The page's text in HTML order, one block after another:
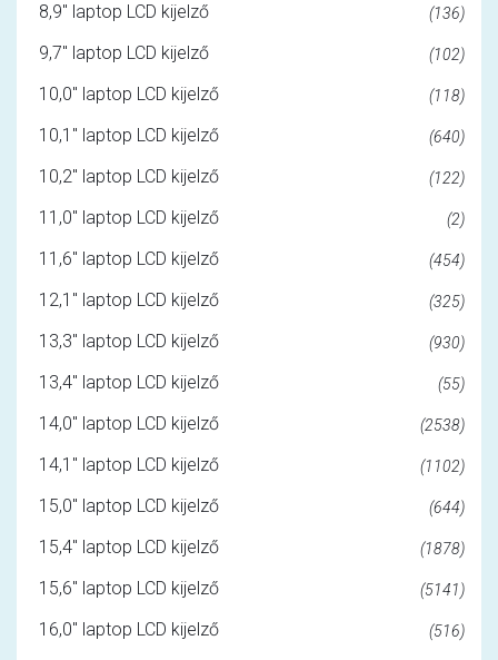
8,9" laptop LCD kijelző (136)
9,7" laptop LCD kijelző (102)
10,0" laptop LCD kijelző (118)
10,1" laptop LCD kijelző (640)
10,2" laptop LCD kijelző (122)
11,0" laptop LCD kijelző (2)
11,6" laptop LCD kijelző (454)
12,1" laptop LCD kijelző (325)
13,3" laptop LCD kijelző (930)
13,4" laptop LCD kijelző (55)
14,0" laptop LCD kijelző (2538)
14,1" laptop LCD kijelző (1102)
15,0" laptop LCD kijelző (644)
15,4" laptop LCD kijelző (1878)
15,6" laptop LCD kijelző (5141)
16,0" laptop LCD kijelző (516)